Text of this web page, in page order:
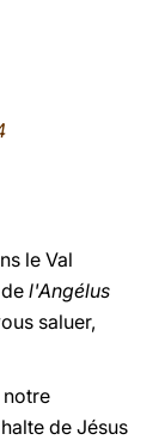
le Val
l'Angélus
saluer,
notre
de Jésus